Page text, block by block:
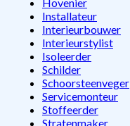
Installateur
Interieurbouwer
Interieurstylist
Isoleerder
Schilder
Schoorsteenveger
Servicemonteur
Stoffeerder
Stratenmaker